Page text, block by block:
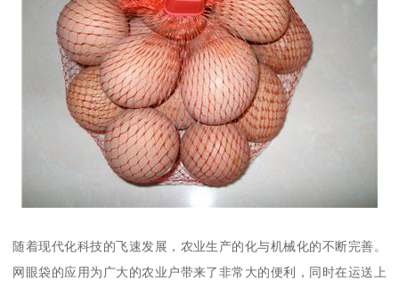
随着现代化科技的飞速发展，农业生产的化与机械化的不断完善。
网眼袋的应用为广大的农业户带来了非常大的便利，同时在运送上